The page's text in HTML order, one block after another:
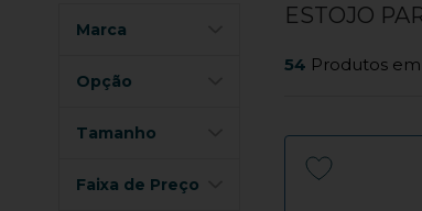
Marca
Opção
Tamanho
Faixa de Preço
ESTOJO
54 Produtos em